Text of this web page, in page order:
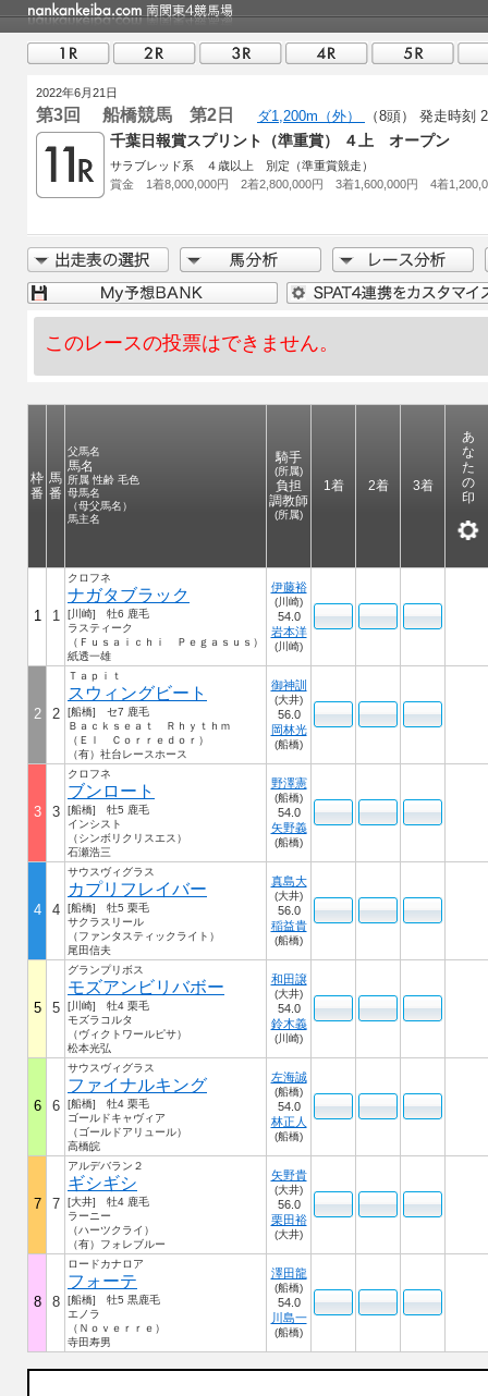
2022年6月21日
第3回 船橋競馬 第2日 ダ1,200m（外） （8頭） 発走時刻
千葉日報賞スプリント（準重賞） ４上 オープン
サラブレッド系 ４歳以上 別定（準重賞競走）
賞金 1着8,000,000円 2着2,800,000円 3着1,600,000円 4着
このレースの投票はできません。
枠
番
馬
番
父馬名
馬名
所属 性齢 毛色
母馬名
（母父馬名）
馬主名
騎手
(所属)
負担
調教師
(所属)
1着 2着 3着
あ
な
た
の
印
1 1
クロフネ
ナガタブラック
[川崎] 牡6 鹿毛
ラスティーク
（Ｆｕｓａｉｃｈｉ Ｐｅｇａｓｕｓ）
紙透一雄
伊藤裕
(川崎)
54.0
岩本洋
(川崎)
2 2
Ｔａｐｉｔ
スウィングビート
[船橋] セ7 鹿毛
Ｂａｃｋｓｅａｔ Ｒｈｙｔｈｍ
（Ｅｌ Ｃｏｒｒｅｄｏｒ）
（有）社台レースホース
御神訓
(大井)
56.0
岡林光
(船橋)
3 3
クロフネ
ブンロート
[船橋] 牡5 鹿毛
インシスト
（シンボリクリスエス）
石瀬浩三
野澤憲
(船橋)
54.0
矢野義
(船橋)
4 4
サウスヴィグラス
カプリフレイバー
[船橋] 牡5 栗毛
サクラスリール
（ファンタスティックライト）
尾田信夫
真島大
(大井)
56.0
稲益貴
(船橋)
5 5
グランプリボス
モズアンビリバボー
[川崎] 牡4 栗毛
モズラコルタ
（ヴィクトワールピサ）
松本光弘
和田譲
(大井)
54.0
鈴木義
(川崎)
6 6
サウスヴィグラス
ファイナルキング
[船橋] 牡4 栗毛
ゴールドキャヴィア
（ゴールドアリュール）
高橋皖
左海誠
(船橋)
54.0
林正人
(船橋)
7 7
アルデバラン２
ギシギシ
[大井] 牡4 鹿毛
ラーニー
（ハーツクライ）
（有）フォレブルー
矢野貴
(大井)
56.0
栗田裕
(大井)
8 8
ロードカナロア
フォーテ
[船橋] 牡5 黒鹿毛
エノラ
（Ｎｏｖｅｒｒｅ）
寺田寿男
澤田龍
(船橋)
54.0
川島一
(船橋)